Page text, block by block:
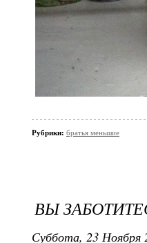
Рубрики: братья меньшие
ВЫ
Суббота, 23 Ноября